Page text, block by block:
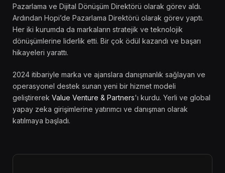
Pazarlama ve Dijital Dönüşüm Direktörü olarak görev aldı.
Ardından Hopi’de Pazarlama Direktörü olarak görev yaptı.
Her iki kurumda da markaların stratejik ve teknolojik
dönüşümlerine liderlik etti. Bir çok ödül kazandı ve başarı
hikayeleri yarattı.
2024 itibariyle marka ve ajanslara danışmanlık sağlayan ve
operasyonel destek sunan yeni bir hizmet modeli
geliştirerek Value Venture & Partners'ı kurdu. Yerli ve global
yapay zeka girişimlerine yatırımcı ve danışman olarak
katılmaya başladı.